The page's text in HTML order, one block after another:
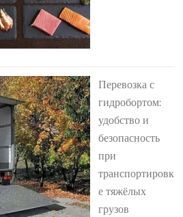
Перевозка с
гидробортом:
удобство и
безопасность
при
транспортировк
е тяжёлых
грузов